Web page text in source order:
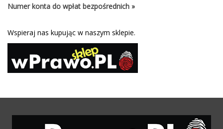
Numer konta do wpłat bezpośrednich »
Wspieraj nas kupując w naszym sklepie.